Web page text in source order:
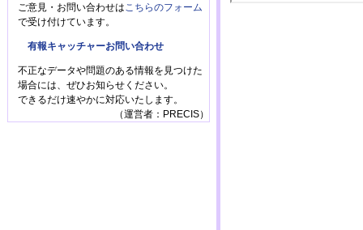
ご意見・お問い合わせは こちらのフォーム
で受け付けています。
有報キャッチャーお問い合わせ
不正なデータや問題のある情報を見つけた
場合には、ぜひお知らせください。
できるだけ速やかに対応いたします。
（運営者：PRECIS）